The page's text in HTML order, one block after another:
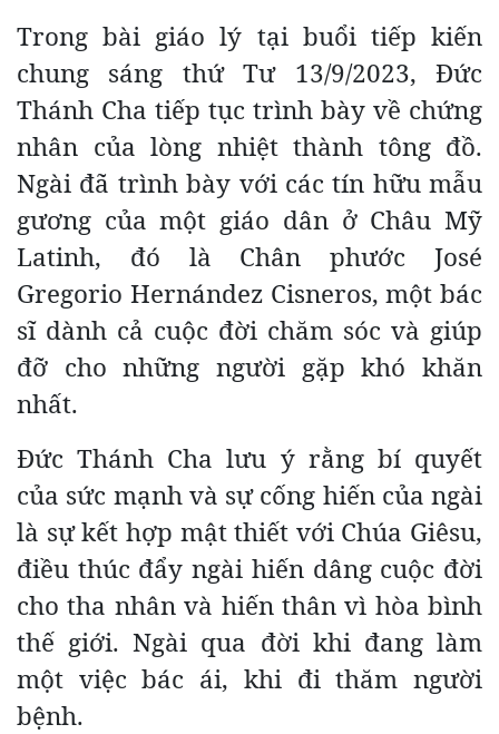
Trong bài giáo lý tại buổi tiếp kiến
chung sáng thứ Tư 13/9/2023, Đức
Thánh Cha tiếp tục trình bày về chứng
nhân của lòng nhiệt thành tông đồ.
Ngài đã trình bày với các tín hữu mẫu
gương của một giáo dân ở Châu Mỹ
Latinh, đó là Chân phước José
Gregorio Hernández Cisneros, một bác
sĩ dành cả cuộc đời chăm sóc và giúp
đỡ cho những người gặp khó khăn
nhất.
Đức Thánh Cha lưu ý rằng bí quyết
của sức mạnh và sự cống hiến của ngài
là sự kết hợp mật thiết với Chúa Giêsu,
điều thúc đẩy ngài hiến dâng cuộc đời
cho tha nhân và hiến thân vì hòa bình
thế giới. Ngài qua đời khi đang làm
một việc bác ái, khi đi thăm người
bệnh.